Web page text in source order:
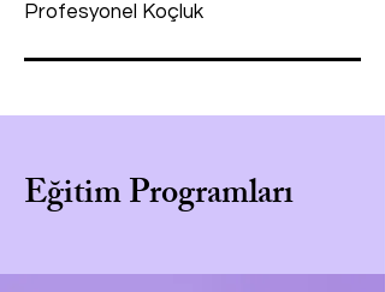
Profesyonel Koçluk
Eğitim Programları